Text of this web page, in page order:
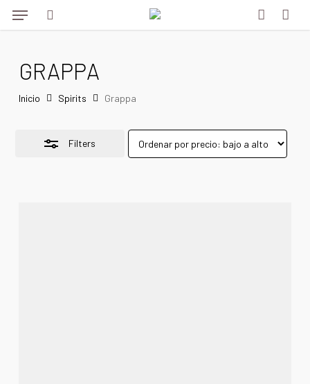
Skip
to
content
search account
Menu
GRAPPA
Inicio Spirits Grappa
Filters
Close